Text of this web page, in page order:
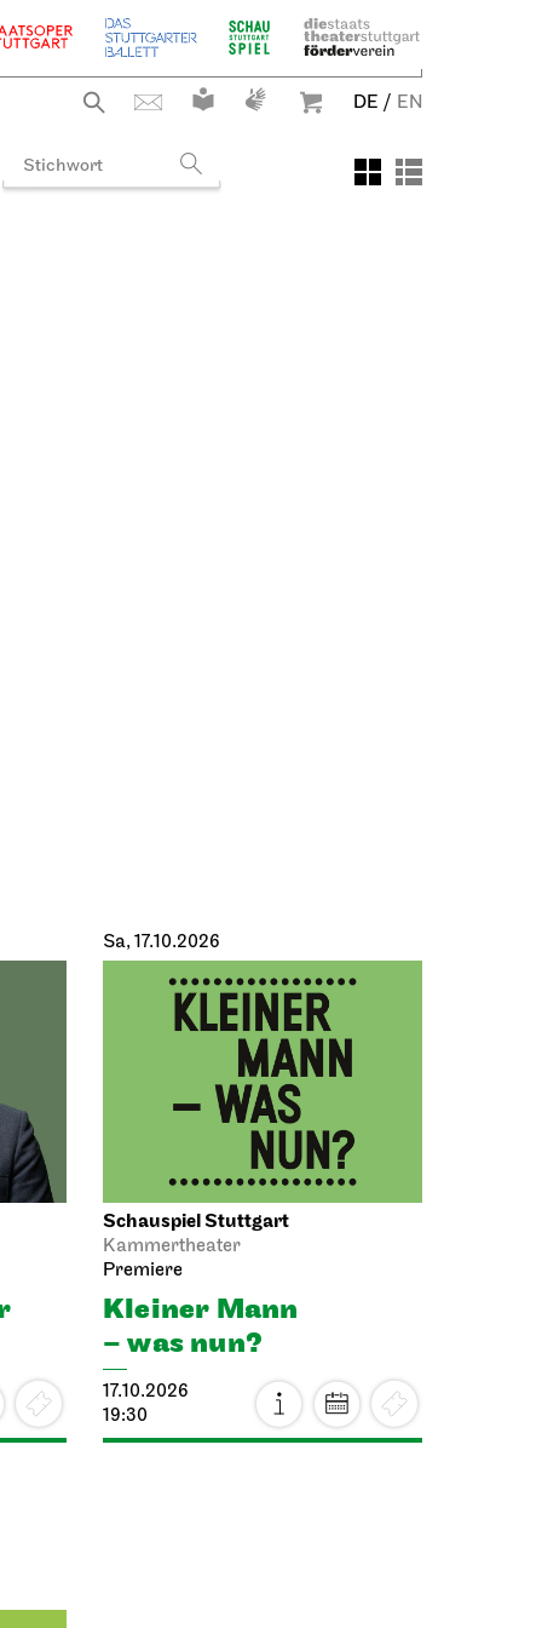
DE / EN
Sa, 17.10.2026
Schauspiel Stuttgart
Kammertheater
Premiere
Kleiner Mann
– was nun?
17.10.2026
19:30